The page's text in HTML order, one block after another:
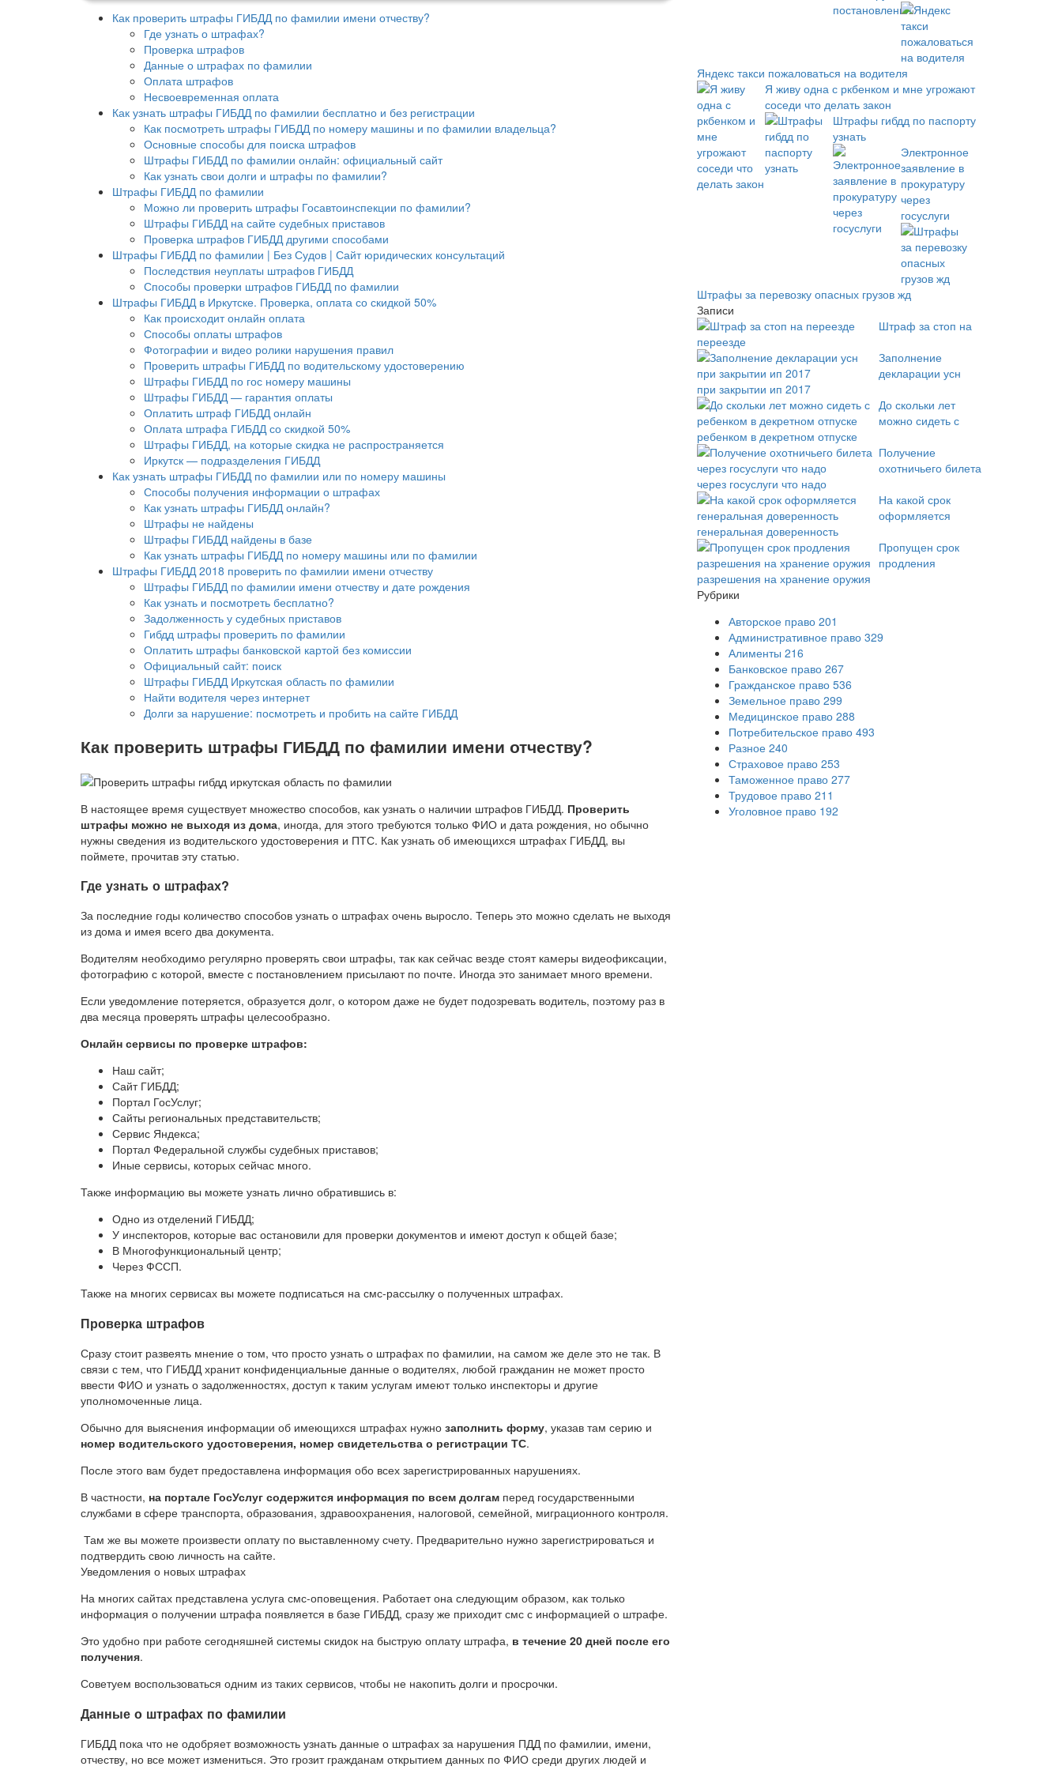
Как проверить штрафы ГИБДД по фамилии имени отчеству?
Где узнать о штрафах?
Проверка штрафов
Данные о штрафах по фамилии
Оплата штрафов
Несвоевременная оплата
Как узнать штрафы ГИБДД по фамилии бесплатно и без регистрации
Как посмотреть штрафы ГИБДД по номеру машины и по фамилии владельца?
Основные способы для поиска штрафов
Штрафы ГИБДД по фамилии онлайн: официальный сайт
Как узнать свои долги и штрафы по фамилии?
Штрафы ГИБДД по фамилии
Можно ли проверить штрафы Госавтоинспекции по фамилии?
Штрафы ГИБДД на сайте судебных приставов
Проверка штрафов ГИБДД другими способами
Штрафы ГИБДД по фамилии | Без Судов | Сайт юридических консультаций
Последствия неуплаты штрафов ГИБДД
Способы проверки штрафов ГИБДД по фамилии
Штрафы ГИБДД в Иркутске. Проверка, оплата со скидкой 50%
Как происходит онлайн оплата
Способы оплаты штрафов
Фотографии и видео ролики нарушения правил
Проверить штрафы ГИБДД по водительскому удостоверению
Штрафы ГИБДД по гос номеру машины
Штрафы ГИБДД — гарантия оплаты
Оплатить штраф ГИБДД онлайн
Оплата штрафа ГИБДД со скидкой 50%
Штрафы ГИБДД, на которые скидка не распространяется
Иркутск — подразделения ГИБДД
Как узнать штрафы ГИБДД по фамилии или по номеру машины
Способы получения информации о штрафах
Как узнать штрафы ГИБДД онлайн?
Штрафы не найдены
Штрафы ГИБДД найдены в базе
Как узнать штрафы ГИБДД по номеру машины или по фамилии
Штрафы ГИБДД 2018 проверить по фамилии имени отчеству
Штрафы ГИБДД по фамилии имени отчеству и дате рождения
Как узнать и посмотреть бесплатно?
Задолженность у судебных приставов
Гибдд штрафы проверить по фамилии
Оплатить штрафы банковской картой без комиссии
Официальный сайт: поиск
Штрафы ГИБДД Иркутская область по фамилии
Найти водителя через интернет
Долги за нарушение: посмотреть и пробить на сайте ГИБДД
Как проверить штрафы ГИБДД по фамилии имени отчеству?
В настоящее время существует множество способов, как узнать о наличии штрафов ГИБДД. Проверить
штрафы можно не выходя из дома, иногда, для этого требуются только ФИО и дата рождения, но обычно
нужны сведения из водительского удостоверения и ПТС. Как узнать об имеющихся штрафах ГИБДД, вы
поймете, прочитав эту статью.
Где узнать о штрафах?
За последние годы количество способов узнать о штрафах очень выросло. Теперь это можно сделать не выходя
из дома и имея всего два документа.
Водителям необходимо регулярно проверять свои штрафы, так как сейчас везде стоят камеры видеофиксации,
фотографию с которой, вместе с постановлением присылают по почте. Иногда это занимает много времени.
Если уведомление потеряется, образуется долг, о котором даже не будет подозревать водитель, поэтому раз в
два месяца проверять штрафы целесообразно.
Онлайн сервисы по проверке штрафов:
Наш сайт;
Сайт ГИБДД;
Портал ГосУслуг;
Сайты региональных представительств;
Сервис Яндекса;
Портал Федеральной службы судебных приставов;
Иные сервисы, которых сейчас много.
Также информацию вы можете узнать лично обратившись в:
Одно из отделений ГИБДД;
У инспекторов, которые вас остановили для проверки документов и имеют доступ к общей базе;
В Многофункциональный центр;
Через ФССП.
Также на многих сервисах вы можете подписаться на смс-рассылку о полученных штрафах.
Проверка штрафов
Сразу стоит развеять мнение о том, что просто узнать о штрафах по фамилии, на самом же деле это не так. В
связи с тем, что ГИБДД хранит конфиденциальные данные о водителях, любой гражданин не может просто
ввести ФИО и узнать о задолженностях, доступ к таким услугам имеют только инспекторы и другие
уполномоченные лица.
Обычно для выяснения информации об имеющихся штрафах нужно заполнить форму, указав там серию и
номер водительского удостоверения, номер свидетельства о регистрации ТС.
После этого вам будет предоставлена информация обо всех зарегистрированных нарушениях.
В частности, на портале ГосУслуг содержится информация по всем долгам перед государственными
службами в сфере транспорта, образования, здравоохранения, налоговой, семейной, миграционного контроля.
Там же вы можете произвести оплату по выставленному счету. Предварительно нужно зарегистрироваться и
подтвердить свою личность на сайте.
Уведомления о новых штрафах
На многих сайтах представлена услуга смс-оповещения. Работает она следующим образом, как только
информация о получении штрафа появляется в базе ГИБДД, сразу же приходит смс с информацией о штрафе.
Это удобно при работе сегодняшней системы скидок на быструю оплату штрафа, в течение 20 дней после его
получения.
Советуем воспользоваться одним из таких сервисов, чтобы не накопить долги и просрочки.
Данные о штрафах по фамилии
ГИБДД пока что не одобряет возможность узнать данные о штрафах за нарушения ПДД по фамилии, имени,
отчеству, но все может измениться. Это грозит гражданам открытием данных по ФИО среди других людей и
Яндекс такси пожаловаться на водителя
Я живу одна с ркбенком и мне угрожают
соседи что делать закон
Штрафы гибдд по паспорту
узнать
Электронное
заявление в
прокуратуру
через
госуслуги
Штрафы за перевозку опасных грузов жд
Записи
Штраф за стоп на
переезде
Заполнение
декларации усн
при закрытии ип 2017
До скольки лет
можно сидеть с
ребенком в декретном отпуске
Получение
охотничьего билета
через госуслуги что надо
На какой срок
оформляется
генеральная доверенность
Пропущен срок
продления
разрешения на хранение оружия
Рубрики
Авторское право 201
Административное право 329
Алименты 216
Банковское право 267
Гражданское право 536
Земельное право 299
Медицинское право 288
Потребительское право 493
Разное 240
Страховое право 253
Таможенное право 277
Трудовое право 211
Уголовное право 192